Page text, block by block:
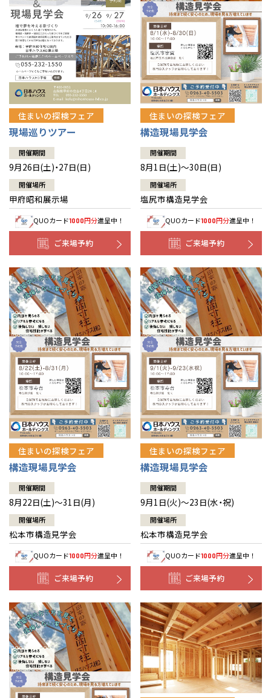
住まいの探検フェア
現場巡りツアー
開催期間
9月26日(土)・27日(日)
開催場所
甲府昭和展示場
QUOカード1000円分進呈中！
ご来場予約
住まいの探検フェア
構造現場見学会
開催期間
8月1日(土)～30日(日)
開催場所
塩尻市構造見学会
QUOカード1000円分進呈中！
ご来場予約
住まいの探検フェア
構造現場見学会
開催期間
8月22日(土)～31日(月)
開催場所
松本市構造見学会
QUOカード1000円分進呈中！
ご来場予約
住まいの探検フェア
構造現場見学会
開催期間
9月1日(火)～23日(水・祝)
開催場所
松本市構造見学会
QUOカード1000円分進呈中！
ご来場予約